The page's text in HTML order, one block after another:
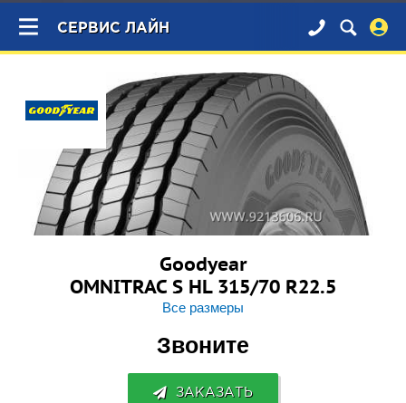
×
СЕРВИС ЛАЙН
Goodyear
OMNITRAC S HL 315/70 R22.5
Все размеры
Звоните
ЗАКАЗАТЬ